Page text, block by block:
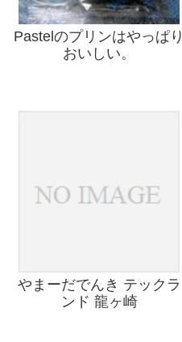
Pastelのプリンはやっぱり
おいしい。
やまーだでんき テックラ
ンド 龍ヶ崎